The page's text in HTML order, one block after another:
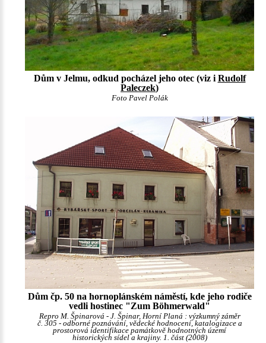
Dům v Jelmu, odkud pocházel jeho otec (viz i Rudolf
Paleczek)
Foto Pavel Polák
Dům čp. 50 na hornoplánském náměstí, kde jeho rodiče
vedli hostinec "Zum Böhmerwald"
Repro M. Špinarová - J. Špinar, Horní Planá : výzkumný záměr
č. 305 - odborné poznávání, vědecké hodnocení, katalogizace a
prostorová identifikace památkově hodnotných území
historických sídel a krajiny. 1. část (2008)